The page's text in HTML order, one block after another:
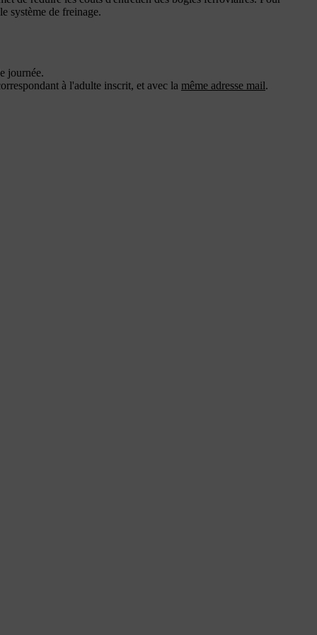
système de freinage.
journée.
à l'adulte inscrit, et avec la même adresse mail.